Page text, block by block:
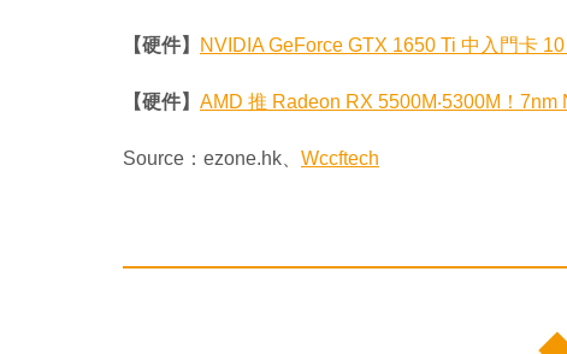
【硬件】 NVIDIA GeForce GTX 1650 Ti 中入門卡
【硬件】 AMD 推 Radeon RX 5500M‧5300M！7nm
Source：ezone.hk、 Wccftech